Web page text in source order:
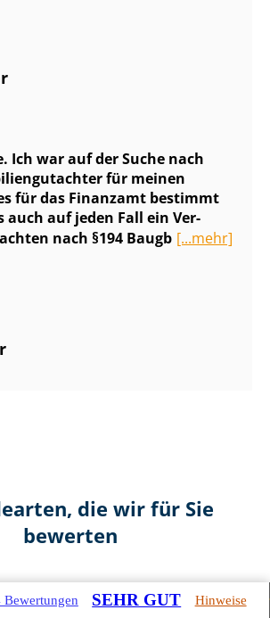
Ich war auf der Suche nach
für meinen
für das Finanzamt bestimmt
auch auf jeden Fall ein Ver­
nach §194 Baugb [...mehr]
die wir für Sie
bewerten
Bewertungen SEHR GUT Hinweise